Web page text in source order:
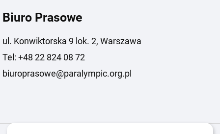
Biuro Prasowe
ul. Konwiktorska 9 lok. 2, Warszawa
Tel: +48 22 824 08 72
biuroprasowe@paralympic.org.pl